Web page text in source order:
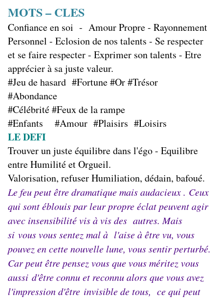
MOTS – CLES
Confiance en soi - Amour Propre - Rayonnement
Personnel - Eclosion de nos talents - Se respecter
et se faire respecter - Exprimer son talents - Etre
apprécier à sa juste valeur.
#Jeu de hasard #Fortune #Or #Trésor
#Abondance
#Célébrité #Feux de la rampe
#Enfants #Amour #Plaisirs #Loisirs
LE DEFI
Trouver un juste équilibre dans l'égo - Equilibre
entre Humilité et Orgueil.
Valorisation, refuser Humiliation, dédain, bafoué.
Le feu peut être dramatique mais audacieux . Ceux
qui sont éblouis par leur propre éclat peuvent agir
avec insensibilité vis à vis des autres. Mais
si vous vous sentez mal à l'aise à être vu, vous
pouvez en cette nouvelle lune, vous sentir perturbé.
Car peut être pensez vous que vous méritez vous
aussi d'être connu et reconnu alors que vous avez
l'impression d'être invisible de tous, ce qui peut